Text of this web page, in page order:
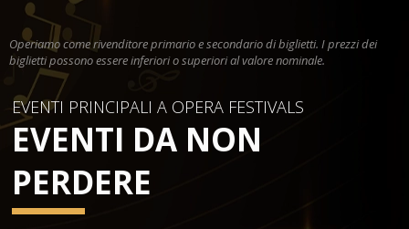
Operiamo come rivenditore primario e secondario di biglietti. I prezzi dei
biglietti possono essere inferiori o superiori al valore nominale.
EVENTI PRINCIPALI A OPERA FESTIVALS
EVENTI DA NON
PERDERE